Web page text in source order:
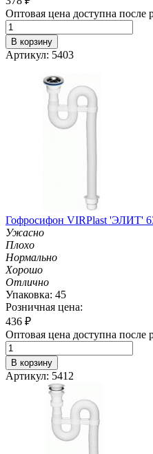
Оптовая цена доступна после
В корзину
Артикул: 5403
Гофросифон VIRPlast 'ЭЛИТ'
Ужасно
Плохо
Нормально
Хорошо
Отлично
Упаковка: 45
Розничная цена:
436 ₽
Оптовая цена доступна после
В корзину
Артикул: 5412